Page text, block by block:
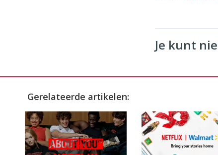
Je kunt
Gerelateerde artikelen: